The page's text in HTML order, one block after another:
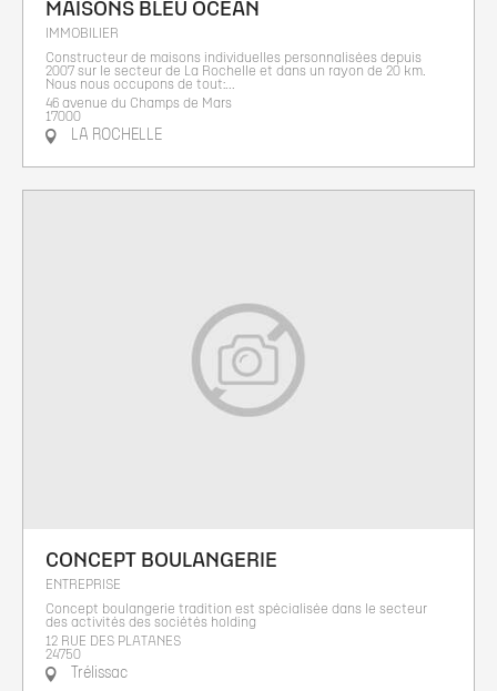
MAISONS BLEU OCEAN
IMMOBILIER
Constructeur de maisons individuelles personnalisées depuis
2007 sur le secteur de La Rochelle et dans un rayon de 20 km.
Nous nous occupons de tout:...
46 avenue du Champs de Mars
17000
LA ROCHELLE
CONCEPT BOULANGERIE
ENTREPRISE
Concept boulangerie tradition est spécialisée dans le secteur
des activités des sociétés holding
12 RUE DES PLATANES
24750
Trélissac